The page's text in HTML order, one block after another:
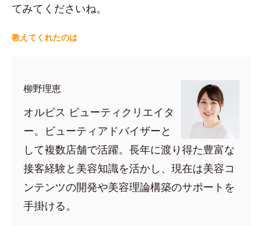
てみてくださいね。
教えてくれたのは
柳野理恵
オルビス ビューティクリエイタ
ー。ビューティアドバイザーと
して複数店舗で活躍。長年に渡り得た豊富な
接客経験と美容知識を活かし、現在は美容コ
ンテンツの開発や美容理論構築のサポートを
手掛ける。